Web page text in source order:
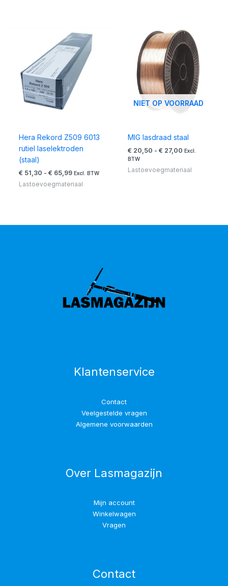
Hera Rekord Z509 6013
rutiel laselektroden
(staal)
€ 51,30 - € 65,99
€ 51,30
tot
€ 65,99
Excl. BTW
Lastoevoegmateriaal
NIET OP VOORRAAD
MIG lasdraad staal
€ 20,50 - € 27,00
€ 20,50
tot
€ 27,00
Excl.
BTW
Lastoevoegmateriaal
Klantenservice
Contact
Veelgestelde vragen
Algemene voorwaarden
Over Lasmagazijn
Mijn account
Winkelwagen
Vragen
Contact